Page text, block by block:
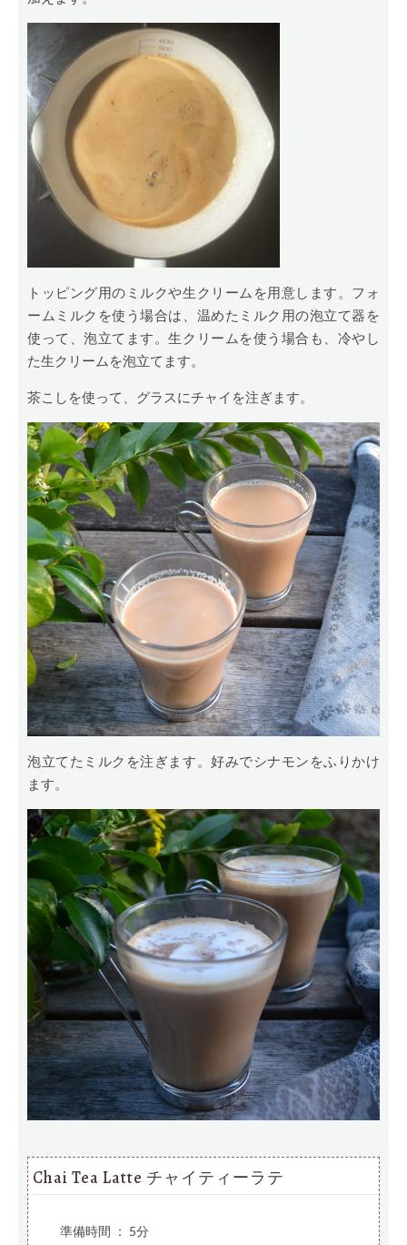
トッピング用のミルクや生クリームを用意します。フォ
ームミルクを使う場合は、温めたミルク用の泡立て器を
使って、泡立てます。生クリームを使う場合も、冷やし
た生クリームを泡立てます。
茶こしを使って、グラスにチャイを注ぎます。
泡立てたミルクを注ぎます。好みでシナモンをふりかけ
ます。
Chai Tea Latte チャイティーラテ
準備時間 ： 5分